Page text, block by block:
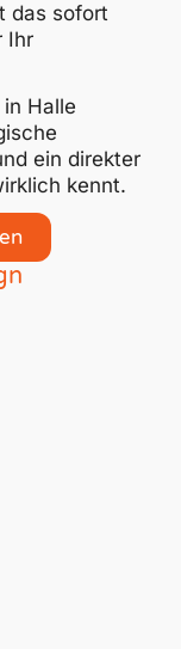
das sofort
Ihr
Halle
ein direkter
kennt.